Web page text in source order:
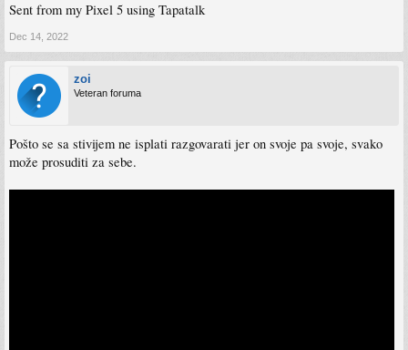
Sent from my Pixel 5 using Tapatalk
Dec 14, 2022
zoi
Veteran foruma
Pošto se sa stivijem ne isplati razgovarati jer on svoje pa svoje, svako
može prosuditi za sebe.